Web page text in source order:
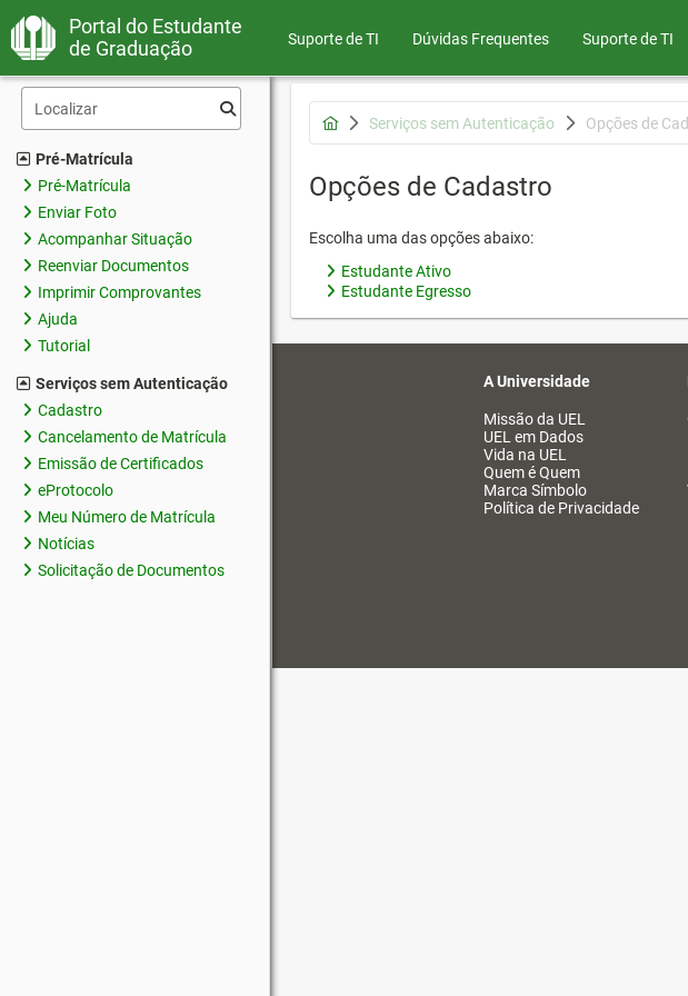
Portal do Estudante
de Graduação
Suporte de TI Dúvidas Frequentes Suporte de TI
Pré-Matrícula
Pré-Matrícula
Enviar Foto
Acompanhar Situação
Reenviar Documentos
Imprimir Comprovantes
Ajuda
Tutorial
Serviços sem Autenticação
Cadastro
Cancelamento de Matrícula
Emissão de Certificados
eProtocolo
Meu Número de Matrícula
Notícias
Solicitação de Documentos
Serviços sem Autenticação Opções de
Opções de Cadastro
Escolha uma das opções abaixo:
Estudante Ativo
Estudante Egresso
A Universidade
Missão da UEL
UEL em Dados
Vida na UEL
Quem é Quem
Marca Símbolo
Política de Privacidade